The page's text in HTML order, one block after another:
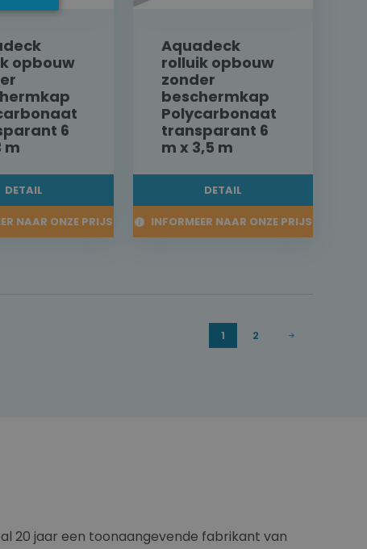
opbouw
6
m
DETAIL
NAAR ONZE PRIJS
Aquadeck
rolluik opbouw
zonder
beschermkap
Polycarbonaat
transparant 6
m x 3,5 m
DETAIL
INFORMEER NAAR ONZE PRIJS
1 2
20 jaar een toonaangevende fabrikant van